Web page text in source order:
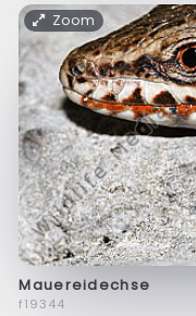
Zoom
Mauereidechse
f19344